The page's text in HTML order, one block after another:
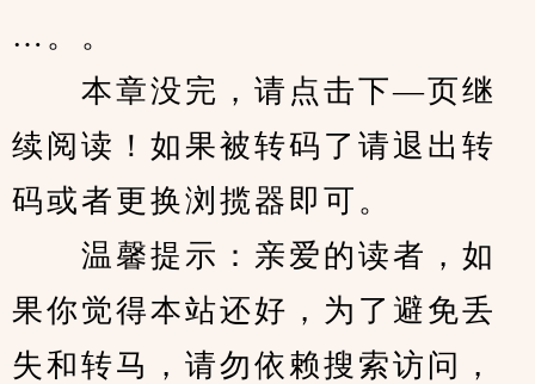
…。。
本章没完，请点击下—页继
续阅读！如果被转码了请退出转
码或者更换浏揽器即可。
温馨提示：亲爱的读者，如
果你觉得本站还好，为了避免丢
失和转马，请勿依赖搜索访问，